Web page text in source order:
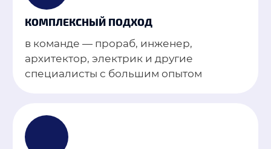
КОМПЛЕКСНЫЙ ПОДХОД
в команде — прораб, инженер,
архитектор, электрик и другие
специалисты с большим опытом